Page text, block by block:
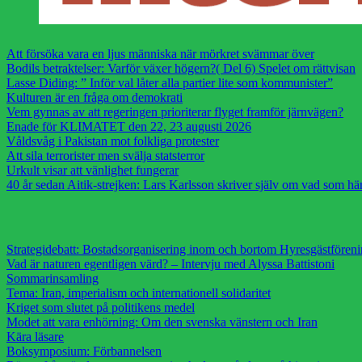
Att försöka vara en ljus människa när mörkret svämmar över
Bodils betraktelser: Varför växer högern?( Del 6) Spelet om rättvisan
Lasse Diding: ” Inför val låter alla partier lite som kommunister”
Kulturen är en fråga om demokrati
Vem gynnas av att regeringen prioriterar flyget framför järnvägen?
Enade för KLIMATET den 22, 23 augusti 2026
Våldsvåg i Pakistan mot folkliga protester
Att sila terrorister men svälja statsterror
Urkult visar att vänlighet fungerar
40 år sedan Aitik-strejken: Lars Karlsson skriver själv om vad som
Strategidebatt: Bostadsorganisering inom och bortom
Vad är naturen egentligen värd? – Intervju med Alyssa Battistoni
Sommarinsamling
Tema: Iran, imperialism och internationell solidaritet
Kriget som slutet på politikens medel
Modet att vara enhörning: Om den svenska vänstern och Iran
Kära läsare
Boksymposium: Förbannelsen